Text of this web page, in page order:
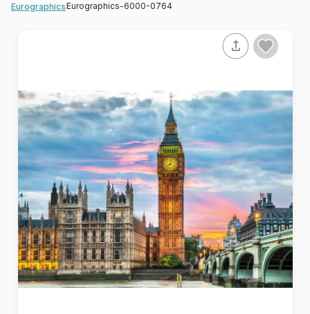
EurographicsEurographics-6000-0764